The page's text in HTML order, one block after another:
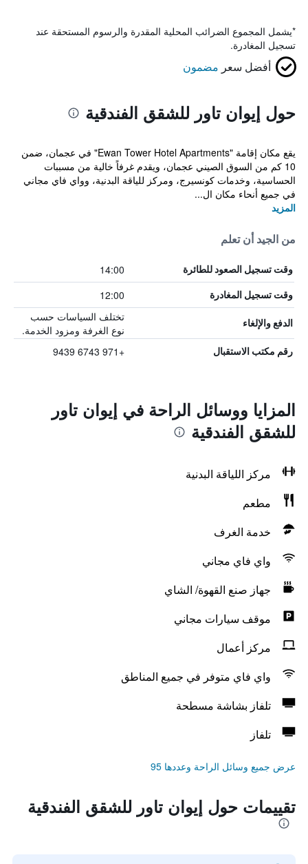
*يشمل المجموع الضرائب المحلية المقدرة والرسوم المستحقة عند
تسجيل المغادرة.
أفضل سعر مضمون
حول إيوان تاور للشقق الفندقية
يقع مكان إقامة "Ewan Tower Hotel Apartments" في عجمان، ضمن
10 كم من السوق الصيني عجمان، ويقدم غرفاً خالية من مسببات
الحساسية، وخدمات كونسيرج، ومركز للياقة البدنية، وواي فاي مجاني
في جميع أنحاء مكان ال...
المزيد
من الجيد أن تعلم
وقت تسجيل الصعود للطائرة 14:00
وقت تسجيل المغادرة 12:00
الدفع والإلغاء
تختلف السياسات حسب
نوع الغرفة ومزود الخدمة.
رقم مكتب الاستقبال +971 6743 9439
المزايا ووسائل الراحة في إيوان تاور
للشقق الفندقية
مركز اللياقة البدنية
مطعم
خدمة الغرف
واي فاي مجاني
جهاز صنع القهوة/ الشاي
موقف سيارات مجاني
مركز أعمال
واي فاي متوفر في جميع المناطق
تلفاز بشاشة مسطحة
تلفاز
عرض جميع وسائل الراحة وعددها 95
تقييمات حول إيوان تاور للشقق الفندقية